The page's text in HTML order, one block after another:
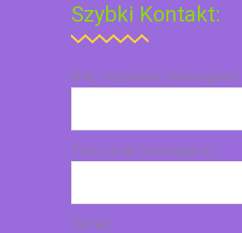
Szybki Kontakt:
Imię i nazwisko (wymagane)
Twój email (wymagane)
Temat